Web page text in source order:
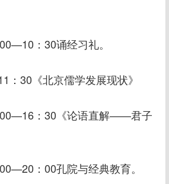
：30诵经习礼。
30《北京儒学发展现状》
：30《论语直解——君子
：00孔院与经典教育。